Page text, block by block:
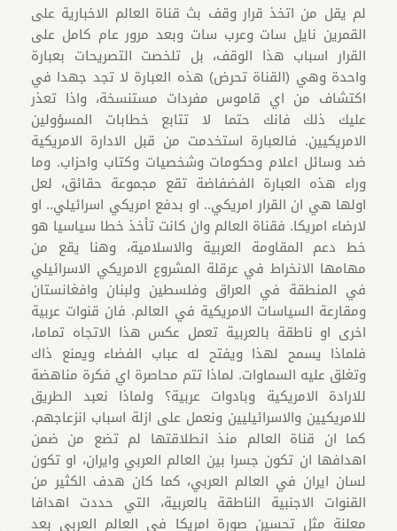
لم يقل من اتخذ قرار وقف بث قناة العالم الاخبارية على
القمرين نايل سات وعرب سات وبعد مرور عام كامل على
القرار اسباب هذا الوقف، بل تلخصت التصريحات بعبارة
واحدة وهي (القناة تحرض) هذه العبارة لا تجد جهدا في
اكتشاف من اي قاموس مفردات مستنسخة، واذا تعذر
عليك ذلك فانك حتما لا تتابع خطابات المسؤولين
الامريكيين. فالعبارة استخدمت من قبل الادارة الامريكية
ضد وسائل اعلام وحكومات وشخصيات وكتاب واحزاب. وما
وراء هذه العبارة الفضفاضة تقع مجموعة حقائق، لعل
اولها هي ان القرار امريكي.. او بدفع امريكي اسرائيلي.. او
لارضاء امريكا. فقناة العالم وان كانت تأخذ خطا سياسيا هو
خط دعم المقاومة العربية والاسلامية، وهنا يقع من
مهامها الانخراط في عرقلة المشروع الامريكي الاسرائيلي
في المنطقة في العراق وفلسطين ولبنان وافغانستان
ومقارعة السياسات الامريكية في العالم. فان قنوات عربية
اخرى او ناطقة بالعربية تعمل عكس هذا الاتجاه تماما،
فلماذا يسمح لهذا ويفتح له عباب الفضاء ويمنع ذاك
وتغلق عليه السماوات. لماذا تتم محاصرة اي فكرة مناهضة
للارادة الامريكية وبادوات عربية؟ ولماذا نعبد الطريق
للامريكيين والاسرائيليين ونعمل على ازلة اسباب انزعاجهم.
كما ان قناة العالم منذ انطلاقتها لم تضع من ضمن
اهدافها ان تكون جسرا بين العالم العربي وايران، او تكون
لسان ايران في العالم العربي، كما كان هدف الكثير من
القنوات الاجنبية الناطقة بالعربية، التي حددت اهدافا
معلنة مثل تحسين صورة امريكا في العالم العربي بعد